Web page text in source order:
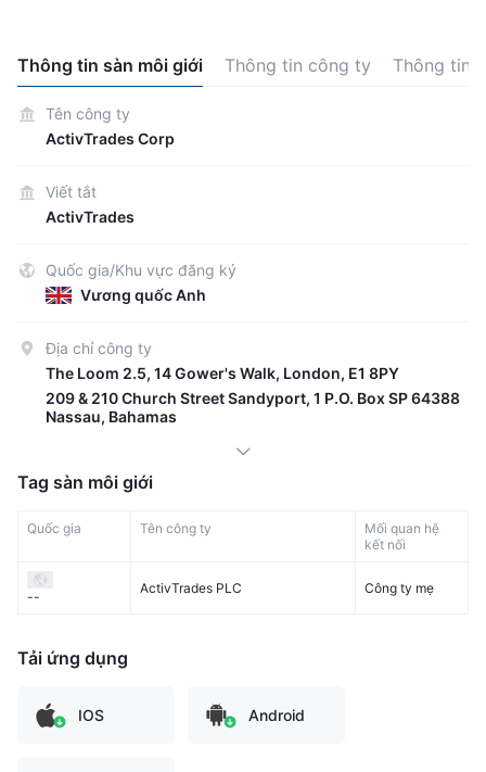
Thông tin sàn môi giới Thông tin công ty Thông tin
Tên công ty
ActivTrades Corp
Viết tắt
ActivTrades
Quốc gia/Khu vực đăng ký
Vương quốc Anh
Địa chỉ công ty
The Loom 2.5, 14 Gower's Walk, London, E1 8PY
209 & 210 Church Street Sandyport, 1 P.O. Box SP 64388
Nassau, Bahamas
Tag sàn môi giới
Quốc gia Tên công ty
Mối quan hệ
kết nối
--
ActivTrades PLC Công ty mẹ
Tải ứng dụng
IOS Android